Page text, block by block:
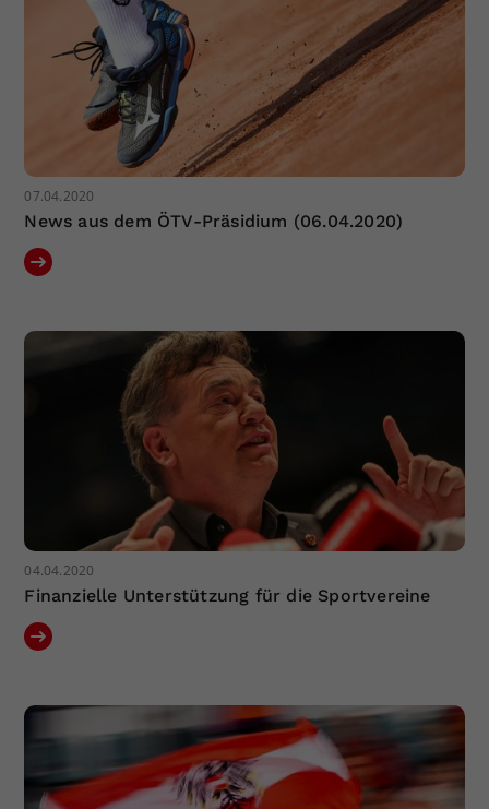
07.04.2020
News aus dem ÖTV-Präsidium (06.04.2020)
04.04.2020
Finanzielle Unterstützung für die Sportvereine